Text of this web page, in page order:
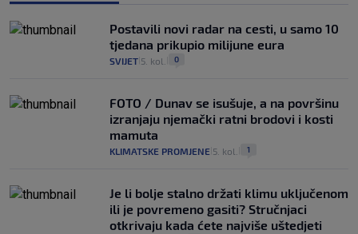
Postavili novi radar na cesti, u samo 10
tjedana prikupio milijune eura
SVIJET 5. kol. 0
FOTO / Dunav se isušuje, a na površinu
izranjaju njemački ratni brodovi i kosti
mamuta
KLIMATSKE PROMJENE 5. kol. 1
Je li bolje stalno držati klimu uključenom
ili je povremeno gasiti? Stručnjaci
otkrivaju kada ćete najviše uštedjeti